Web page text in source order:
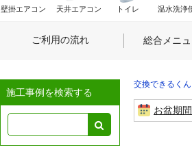
交換できるくん
お盆期
施工事例を検索する
壁掛エアコン 天井エアコン トイレ 温水洗浄
ご利用の流れ 総合メニ